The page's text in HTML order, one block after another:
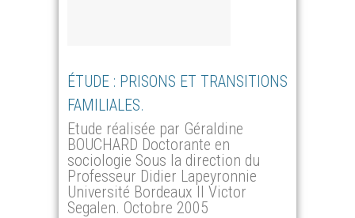
ÉTUDE : PRISONS ET TRANSITIONS
FAMILIALES.
Etude réalisée par Géraldine
BOUCHARD Doctorante en
sociologie Sous la direction du
Professeur Didier Lapeyronnie
Université Bordeaux II Victor
Segalen. Octobre 2005